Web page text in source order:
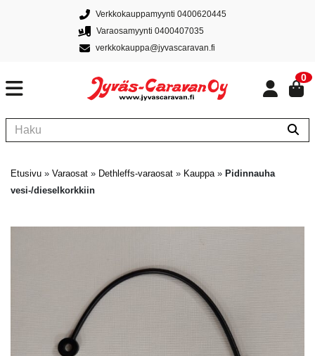
Verkkokauppamyynti 0400620445
Varaosamyynti 0400407035
verkkokauppa@jyvascaravan.fi
0
Etusivu » Varaosat » Dethleffs-varaosat » Kauppa» Pidinnauha
vesi-/dieselkorkkiin